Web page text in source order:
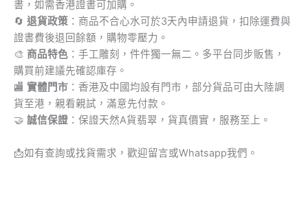
書，如需香港證書可加購。
🔄 退貨政策 ：商品不合心水可於3天內申請退貨，扣除運費與
證書費後退回餘額，購物零壓力。
🎨 商品特色 ：手工雕刻，件件獨一無二。多平台同步販售，
購買前建議先確認庫存。
🏬 實體門市 ：香港及中國均設有門市，部分貨品可由大陸調
貨至港，親看親試，滿意先付款。
🤝 誠信保證 ：保證天然A貨翡翠，貨真價實，服務至上。
📩如有查詢或找貨需求，歡迎留言或Whatsapp我們。